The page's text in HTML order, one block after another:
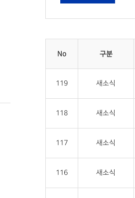
No 구분
119 새소식
118 새소식
117 새소식
116 새소식